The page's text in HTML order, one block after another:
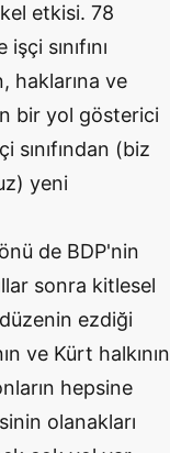
etkisi. 78
sınıfını
haklarına ve
bir yol gösterici
sınıfından (biz
yeni
de BDP'nin
sonra kitlesel
ezdiği
ve Kürt halkının
hepsine
olanakları